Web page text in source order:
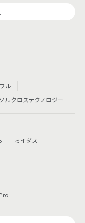
ル
ルクロステクノロジー
ミイダス